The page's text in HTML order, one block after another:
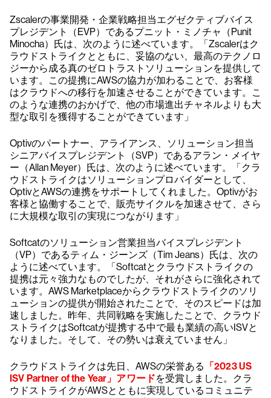
Zscalerの事業開発・企業戦略担当エグゼクティブバイス
プレジデント（EVP）であるプニット・ミノチャ（Punit
Minocha）氏は、次のように述べています。「Zscalerはク
ラウドストライクとともに、妥協のない、最高のテクノロ
ジーから成る真のゼロトラストソリューションを提供して
います。この提携にAWSの協力が加わることで、お客様
はクラウドへの移行を加速させることができています。こ
のような連携のおかげで、他の市場進出チャネルよりも大
型な取引を獲得することができています」
Optivのパートナー、アライアンス、ソリューション担当
シニアバイスプレジデント（SVP）であるアラン・メイヤ
ー（Allan Meyer）氏は、次のように述べています。「クラ
ウドストライクはソリューションプロバイダーとして、
OptivとAWSの連携をサポートしてくれました。Optivがお
客様と協働することで、販売サイクルを加速させて、さら
に大規模な取引の実現につながります」
Softcatのソリューション営業担当バイスプレジデント
（VP）であるティム・ジーンズ（Tim Jeans）氏は、次の
ように述べています。「Softcatとクラウドストライクの
提携は元々強力なものでしたが、それがさらに強化されて
います。AWS Marketplaceからクラウドストライクのソリ
ューションの提供が開始されたことで、そのスピードは加
速しました。昨年、共同戦略を実施したことで、クラウド
ストライクはSoftcatが提携する中で最も業績の高いISVと
なりました。そして、その勢いは衰えていません」
クラウドストライクは先日、AWSの栄誉ある 「2023 US
ISV Partner of the Year」アワードを受賞しました。クラ
ウドストライクがAWSとともに実現しているコミュニテ